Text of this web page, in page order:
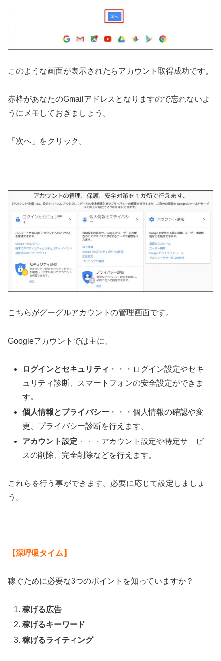
このような画面が表示されたらアカウント取得成功です。
赤枠があなたのGmailアドレスとなりますので忘れないよ
うにメモしておきましょう。
「次へ」をクリック。
こちらがグーグルアカウントの管理画面です。
Googleアカウントでは主に、
ログインとセキュリティ ・・・ログイン設定やセキ
ュリティ診断、スマートフォンの安全設定ができま
す。
個人情報とプライバシー ・・・個人情報の確認や変
更、プライバシー診断を行えます。
アカウント設定 ・・・アカウント設定や特定サービ
スの削除、完全削除などを行えます。
これらを行う事ができます。必要に応じて設定しましょ
う。
【深呼吸タイム】
稼ぐために必要な3つのポイントを知っていますか？
稼げる広告
稼げるキーワード
稼げるライティング